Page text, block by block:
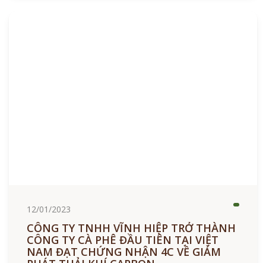
12/01/2023
CÔNG TY TNHH VĨNH HIỆP TRỞ THÀNH
CÔNG TY CÀ PHÊ ĐẦU TIÊN TẠI VIỆT
NAM ĐẠT CHỨNG NHẬN 4C VỀ GIẢM